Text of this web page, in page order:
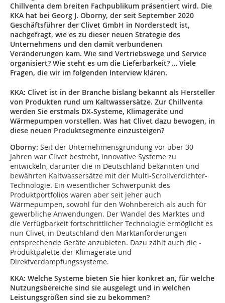
Chillventa dem breiten Fachpublikum präsentiert wird. Die
KKA hat bei Georg J. Oborny, der seit September 2020
Geschäftsführer der Clivet GmbH in Norderstedt ist,
nachgefragt, wie es zu dieser neuen Strategie des
Unternehmens und den damit verbundenen
Veränderungen kam. Wie sind Vertriebswege und Service
organisiert? Wie steht es um die Lieferbarkeit? … Viele
Fragen, die wir im folgenden Interview klären.
KKA: Clivet ist in der Branche bislang bekannt als Hersteller
von Produkten rund um Kaltwassersätze. Zur Chillventa
werden Sie erstmals DX-Systeme, Klimageräte und
Wärmepumpen vorstellen. Was hat Clivet dazu bewogen, in
diese neuen Produktsegmente einzusteigen?
Oborny: Seit der Unternehmensgründung vor über 30
Jahren war Clivet bestrebt, innovative Systeme zu
entwickeln, darunter die in Deutschland bekannten und
bewährten Kaltwassersätze mit der Multi-Scrollverdichter-
Technologie. Ein wesentlicher Schwerpunkt des
Produktportfolios waren aber seit jeher auch
Wärmepumpen, sowohl für den Wohnbereich als auch für
gewerbliche Anwendungen. Der Wandel des Marktes und
die Verfügbarkeit fortschrittlicher Technologie ermöglicht es
nun Clivet, in Deutschland den Marktanforderungen
entsprechende Geräte anzubieten. Dazu zählt auch die ­
Produktpalette der Klimageräte und
Direktverdampfungssysteme.
KKA: Welche Systeme bieten Sie hier konkret an, für welche
Nutzungsbereiche sind sie ausgelegt und in welchen
Leistungsgrößen sind sie zu bekommen?